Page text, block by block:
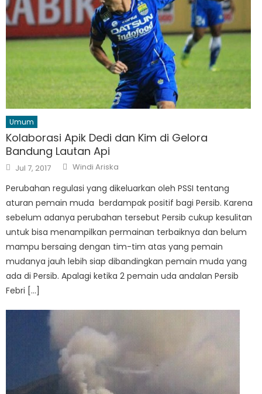
Umum
Kolaborasi Apik Dedi dan Kim di Gelora
Bandung Lautan Api
Posted
on
Jul 7, 2017 Author
Windi Ariska
Perubahan regulasi yang dikeluarkan oleh PSSI tentang
aturan pemain muda berdampak positif bagi Persib. Karena
sebelum adanya perubahan tersebut Persib cukup kesulitan
untuk bisa menampilkan permainan terbaiknya dan belum
mampu bersaing dengan tim-tim atas yang pemain
mudanya jauh lebih siap dibandingkan pemain muda yang
ada di Persib. Apalagi ketika 2 pemain uda andalan Persib
Febri […]